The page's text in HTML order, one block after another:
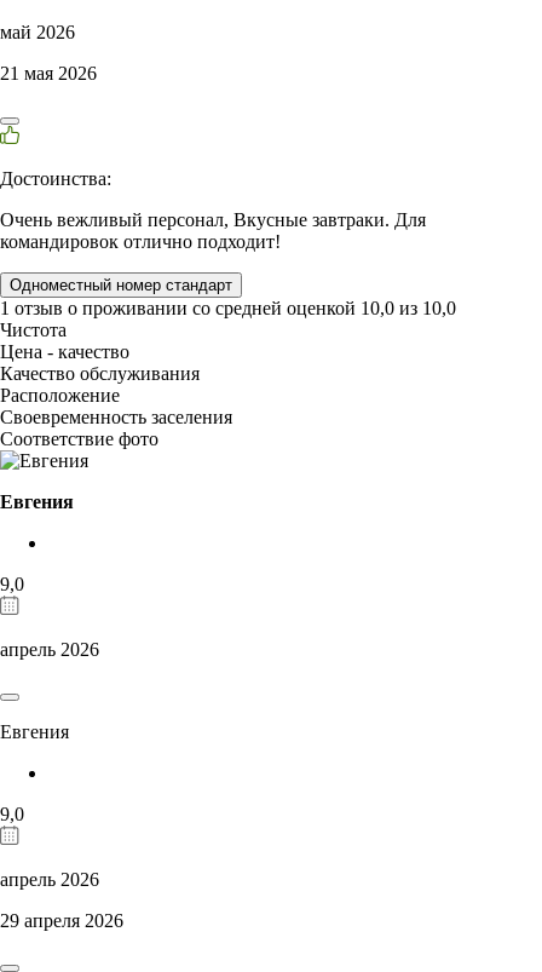
май 2026
21 мая 2026
Достоинства:
Очень вежливый персонал, Вкусные завтраки. Для
командировок отлично подходит!
Одноместный номер стандарт
1 отзыв о проживании со средней оценкой 10,0 из 10,0
Чистота
Цена - качество
Качество обслуживания
Расположение
Своевременность заселения
Соответствие фото
Евгения
9,0
апрель 2026
Евгения
9,0
апрель 2026
29 апреля 2026